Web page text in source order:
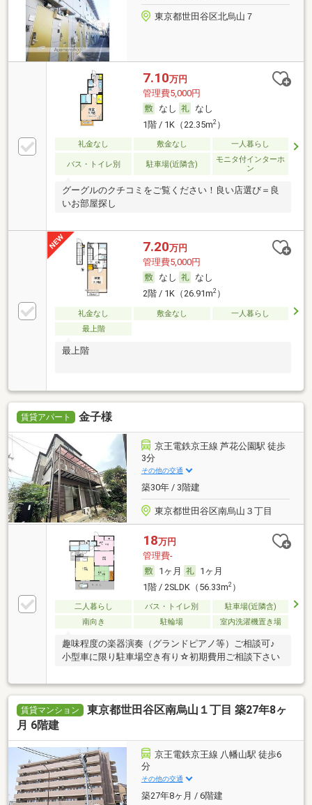
東京都世田谷区北烏山７
7.10万円
管理費5,000円
なし
なし
1階 / 1K（22.35m2）
礼金なし 敷金なし 一人暮らし
バス・トイレ別 駐車場(近隣含)
モニタ付インターホ
ン
グーグルのクチコミをご覧ください！良い店選び＝良
いお部屋探し
7.20万円
管理費5,000円
なし
なし
2階 / 1K（26.91m2）
礼金なし 敷金なし
一人暮らし
最上階
最上階
賃貸アパート 金子様
京王電鉄京王線 芦花公園駅 徒歩
3分
その他の交通
築30年 / 3階建
東京都世田谷区南烏山３丁目
18万円
管理費-
1ヶ月
1ヶ月
1階 / 2SLDK（56.33m2）
二人暮らし バス・トイレ別
駐車場(近隣含)
南向き
駐輪場 室内洗濯機置き場
趣味程度の楽器演奏（グランドピアノ等）ご相談可♪
小型車に限り駐車場空き有り☆初期費用ご相談下さい
賃貸マンション
東京都世田谷区南烏山１丁目 築27年8ヶ
月 6階建
京王電鉄京王線 八幡山駅 徒歩6
分
その他の交通
築27年8ヶ月 / 6階建